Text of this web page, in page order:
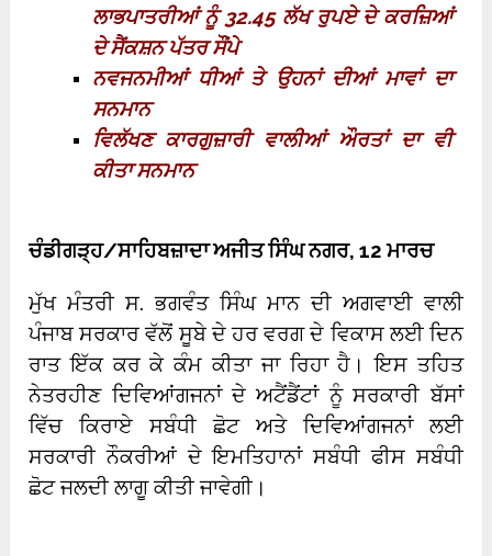
ਲਾਭਪਾਤਰੀਆਂ ਨੂੰ 32.45 ਲੱਖ ਰੁਪਏ ਦੇ ਕਰਜ਼ਿਆਂ
ਦੇ ਸੈਂਕਸ਼ਨ ਪੱਤਰ ਸੌਂਪੇ
ਨਵਜਨਮੀਆਂ ਧੀਆਂ ਤੇ ਉਹਨਾਂ ਦੀਆਂ ਮਾਵਾਂ ਦਾ
ਸਨਮਾਨ
ਵਿਲੱਖਣ ਕਾਰਗੁਜ਼ਾਰੀ ਵਾਲੀਆਂ ਔਰਤਾਂ ਦਾ ਵੀ
ਕੀਤਾ ਸਨਮਾਨ
ਚੰਡੀਗੜ੍ਹ/ਸਾਹਿਬਜ਼ਾਦਾ ਅਜੀਤ ਸਿੰਘ ਨਗਰ, 12 ਮਾਰਚ
ਮੁੱਖ ਮੰਤਰੀ ਸ. ਭਗਵੰਤ ਸਿੰਘ ਮਾਨ ਦੀ ਅਗਵਾਈ ਵਾਲੀ
ਪੰਜਾਬ ਸਰਕਾਰ ਵੱਲੋਂ ਸੂਬੇ ਦੇ ਹਰ ਵਰਗ ਦੇ ਵਿਕਾਸ ਲਈ ਦਿਨ
ਰਾਤ ਇੱਕ ਕਰ ਕੇ ਕੰਮ ਕੀਤਾ ਜਾ ਰਿਹਾ ਹੈ। ਇਸ ਤਹਿਤ
ਨੇਤਰਹੀਣ ਦਿਵਿਆਂਗਜਨਾਂ ਦੇ ਅਟੈਂਡੈਂਟਾਂ ਨੂੰ ਸਰਕਾਰੀ ਬੱਸਾਂ
ਵਿੱਚ ਕਿਰਾਏ ਸਬੰਧੀ ਛੋਟ ਅਤੇ ਦਿਵਿਆਂਗਜਨਾਂ ਲਈ
ਸਰਕਾਰੀ ਨੌਕਰੀਆਂ ਦੇ ਇਮਤਿਹਾਨਾਂ ਸਬੰਧੀ ਫੀਸ ਸਬੰਧੀ
ਛੋਟ ਜਲਦੀ ਲਾਗੂ ਕੀਤੀ ਜਾਵੇਗੀ।